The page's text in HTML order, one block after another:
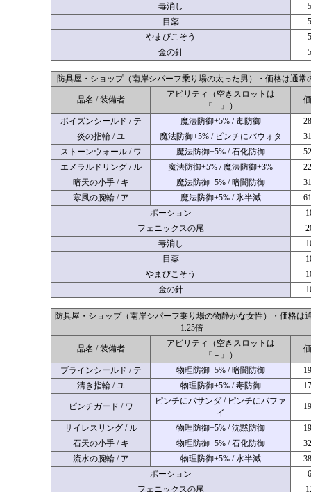
毒消し
目薬
やまびこそう
金の針
防具屋・ショップ（南岸シパーフ乗り場の太った男）・価格は通常
品名 / 装備者
アビリティ（空きスロットは
『－』）
ポイズンシールド / テ 魔法防御+5% / 毒防御
炎の指輪 / ユ
魔法防御+5% / ピンチにバウォタ
ストーンウォール / ワ
魔法防御+5% / 石化防御
エメラルドリング / ル
魔法防御+5% / 魔法防御+3%
暗天の小手 / キ
魔法防御+5% / 暗闇防御
寒風の腕輪 / ア
魔法防御+5% / 氷半減
ポーション
フェニックスの尾
毒消し
目薬
やまびこそう
金の針
防具屋・ショップ（南岸シパーフ乗り場の物静かな女性）・価格は
1.25倍
品名 / 装備者
アビリティ（空きスロットは
『－』）
ブラインシールド / テ 物理防御+5% / 暗闇防御
清き指輪 / ユ
物理防御+5% / 毒防御
ピンチガード / ワ
ピンチにバサンダ / ピンチにバファ
イ
サイレスリング / ル 物理防御+5% / 沈黙防御
石天の小手 / キ
物理防御+5% / 石化防御
流水の腕輪 / ア
物理防御+5% / 水半減
ポーション
フェニックスの尾